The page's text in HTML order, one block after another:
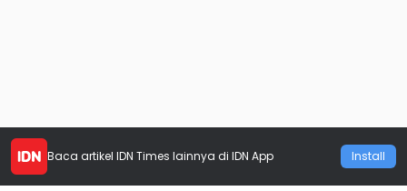
Baca artikel IDN Times lainnya di IDN App Install